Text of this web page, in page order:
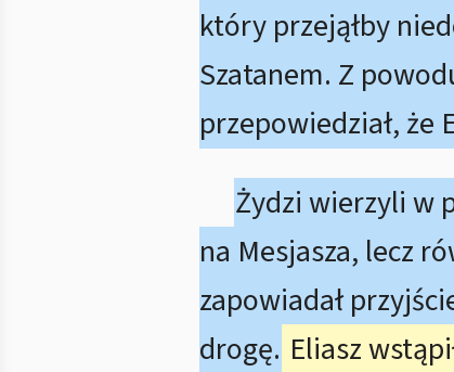
który przejąłby
Szatanem. Z
przepowiedział, że
Żydzi wierzyli w
na Mesjasza, lecz
zapowiadał
drogę. Eliasz